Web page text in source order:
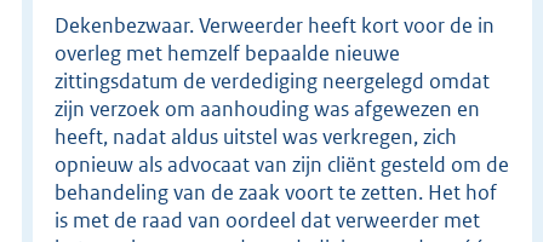
Dekenbezwaar. Verweerder heeft kort voor de in
overleg met hemzelf bepaalde nieuwe
zittingsdatum de verdediging neergelegd omdat
zijn verzoek om aanhouding was afgewezen en
heeft, nadat aldus uitstel was verkregen, zich
opnieuw als advocaat van zijn cliënt gesteld om de
behandeling van de zaak voort te zetten. Het hof
is met de raad van oordeel dat verweerder met